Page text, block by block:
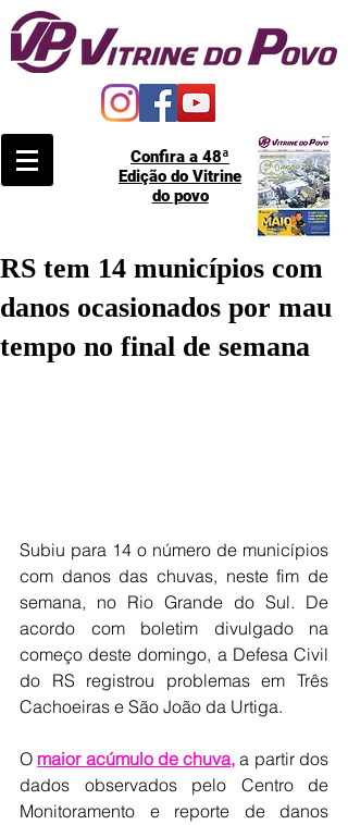
Confira a 48ª
Edição do Vitrine
do povo
RS tem 14 municípios com
danos ocasionados por mau
tempo no final de semana
Subiu para 14 o número de municípios
com danos das chuvas, neste fim de
semana, no Rio Grande do Sul. De
acordo com boletim divulgado na
começo deste domingo, a Defesa Civil
do RS registrou problemas em Três
Cachoeiras e São João da Urtiga.
O maior acúmulo de chuva, a partir dos
dados observados pelo Centro de
Monitoramento e reporte de danos